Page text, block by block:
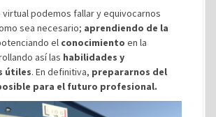
virtual podemos fallar y equivocarnos
sea necesario; aprendiendo de la
el conocimiento en la
así las habilidades y
útiles. En definitiva, prepararnos del
para el futuro profesional.